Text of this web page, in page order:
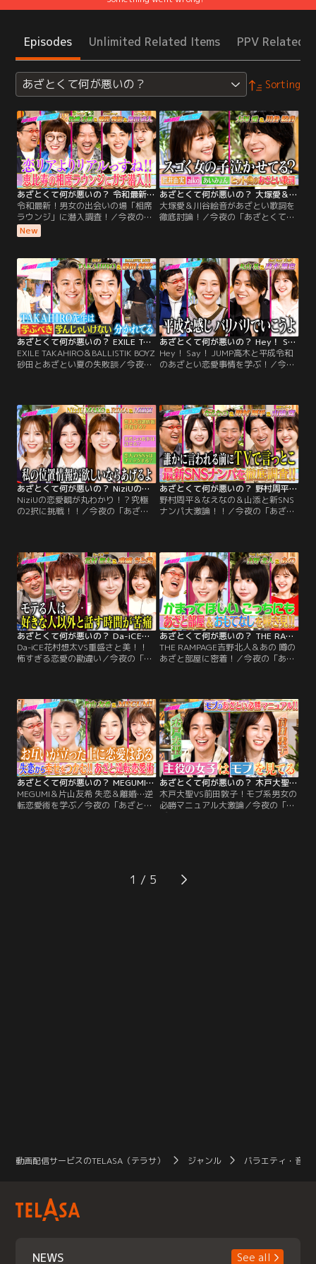
Episodes Unlimited Related Items PPV Related
あざとくて何が悪いの？ Sorting
あざとくて何が悪いの？ 令和最新！男女の出会いの場「相席ラウンジ」に潜入調査！（2026/08/06放送分）
令和最新！男女の出会いの場「相席
ラウンジ」に潜入調査！／今夜の
「あざとくて何が悪いの？」は、ス
パイク松浦＆ニューヨーク嶋佐＆レ
女の出会いの場「相席ラウンジ」に
潜入調査！「恋リアよりリアル」な
男女の駆け引きをのぞき見！◇嶋佐
行きつけ？「相席ラウンジで忘年会
してます」◇既婚者や彼女持ち男を
見極める上級者テクとは？
New
あざとくて何が悪いの？ 大塚愛＆川谷絵音があざとい歌詞を徹底討論！（2026/07/30放送分）
大塚愛＆川谷絵音があざとい歌詞を
徹底討論！／今夜の「あざとくて何
愛観を徹底討論！◇あいみょん「マ
リーゴールド」にスタジオ一同、そ
れぞれ異なる解釈が！？◇大塚・川
谷・鈴木愛理が恋をした時に聴く曲
◇「その当時好きだった人へのラブ
レター」
あざとくて何が悪いの？ EXILE TAKAHIRO＆BALLISTIK BOYZ砂田とあざとい夏の失敗談（2026/07/23放送分）
EXILE TAKAHIRO＆BALLISTIK BOYZ
砂田とあざとい夏の失敗談／今夜の
の共演に砂田ド緊張！？ 全部夏のせ
い…あざとい夏の失敗談 TAKAHIRO
先生の夏のお悩み相談…。
あざとくて何が悪いの？ Hey！ Say！ JUMP高木と平成令和のあざとい恋愛事情を学ぶ！（2026/07/16放送分）
Hey！ Say！ JUMP高木と平成令和
のあざとい恋愛事情を学ぶ！／今夜
尾慧と八乙女光が語る、高木の「自
然体であざとい」素顔とは？ 盛り盛
りがブーム！平成のモテヘアスタイ
ル 清潔感が最重要！
あざとくて何が悪いの？ NiziUの恋愛観が丸わかり！？究極の2択に挑戦！！（2026/07/09放送分）
NiziUの恋愛観が丸わかり！？究極
の2択に挑戦！！／今夜の「あざと
場！！理想の“夏デート”「ドライブ
をしながら○○を観て…」 MIIHIの
天然っぷり満載プランとは？ ◇恋愛
観を深掘りする究極の2択チャレン
ジ！
あざとくて何が悪いの？ 野村周平＆なえなの＆山添と新SNSナンパ大激論！！（2026/07/02放送分）
野村周平＆なえなの＆山添と新SNS
ナンパ大激論！！／今夜の「あざと
ィープに大激論！「全部言います」
野村が実際にDMを送った超大物芸
能人を激白！？さらに！SNSのメッ
セージ機能を駆使した出会いで“イ
ケナイ恋”に発展！？
あざとくて何が悪いの？ Da-iCE花村想太VS重盛さと美！！ 怖すぎる恋愛の勘違い（2026/06/25放送分）
Da-iCE花村想太VS重盛さと美！！
怖すぎる恋愛の勘違い／今夜の「あ
る男女の恐ろしい視点の違いを徹底
検証！CASE1「好き」って完全な勘
違いでまさかの大恥！？学生の先
輩・後輩の事件簿 CASE2帰りのタク
シーで気になる人と2人きり！
あざとくて何が悪いの？ THE RAMPAGE吉野北人＆あの 噂のあざと部屋に密着！（2026/06/18放送分）
THE RAMPAGE吉野北人＆あの 噂の
あざと部屋に密着！／今夜の「あざ
た、あざとい男女のリアルなお部屋
をのぞき見！キラキラしたトップレ
ースクイーンに、コンクリ大好き男
子…自慢のインテリア＆おもてなし
プランはアリ？ナシ？を徹底検証
あざとくて何が悪いの？ MEGUMI＆片山友希 失恋＆離婚…逆転恋愛術を学ぶ（2026/06/11放送分）
MEGUMI＆片山友希 失恋＆離婚…逆
転恋愛術を学ぶ／今夜の「あざとく
ーが激しく賛同した MEGUMI先生の
あざとくて何が悪いの？ 木戸大聖VS前田敦子！モブ系男女の必勝マニュアル大激論（2026/06/04放送分）
木戸大聖VS前田敦子！モブ系男女の
必勝マニュアル大激論／今夜の「あ
ざとくて何が悪いの？」は俳優の木
勝つための必勝方法を深掘り！さら
に！今夜も前田独自の恋愛理論が連
1
動画配信サービスのTELASA（テラサ） ジャンル バラエティ・音楽
NEWS See all